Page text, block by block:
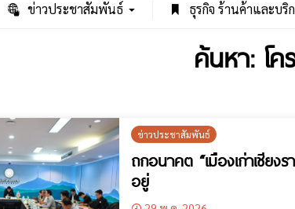
ข่าวประชาสัมพันธ์ ธุรกิจ ร้านค้าและบริ
ค้นหา: โค
ข่าวประชาสัมพันธ์
ถกอนาคต “เมืองเก่าเชียง
อยู่